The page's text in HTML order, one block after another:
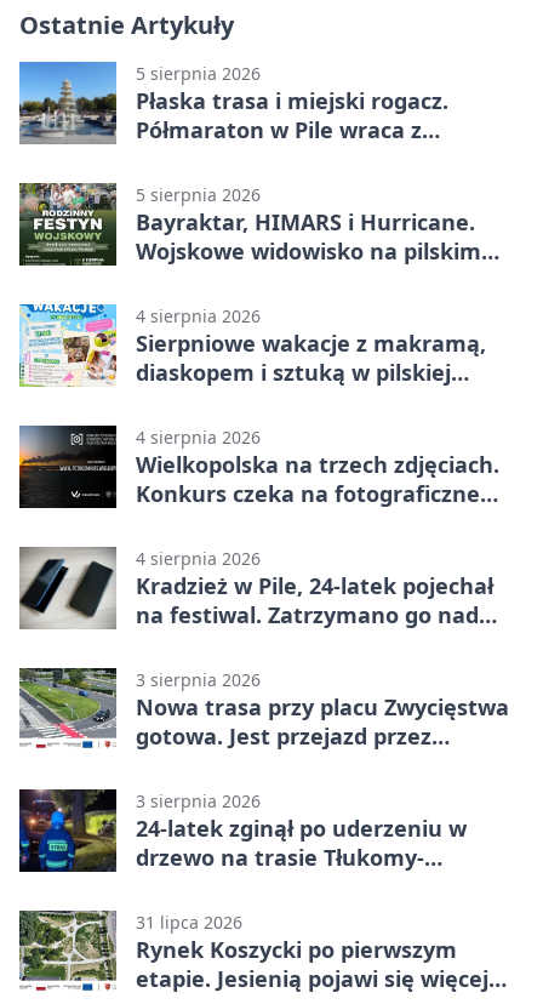
Ostatnie Artykuły
5 sierpnia 2026
Płaska trasa i miejski rogacz.
Półmaraton w Pile wraca z
5 sierpnia 2026
Bayraktar, HIMARS i Hurricane.
Wojskowe widowisko na pilskim
4 sierpnia 2026
Sierpniowe wakacje z makramą,
diaskopem i sztuką w pilskiej
4 sierpnia 2026
Wielkopolska na trzech zdjęciach.
Konkurs czeka na fotograficzne
4 sierpnia 2026
Kradzież w Pile, 24-latek pojechał
na festiwal. Zatrzymano go nad
3 sierpnia 2026
Nowa trasa przy placu Zwycięstwa
gotowa. Jest przejazd przez
3 sierpnia 2026
24-latek zginął po uderzeniu w
drzewo na trasie Tłukomy-
31 lipca 2026
Rynek Koszycki po pierwszym
etapie. Jesienią pojawi się więcej